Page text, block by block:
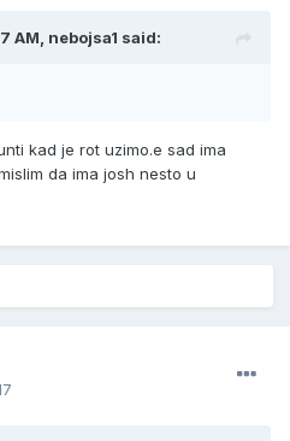
AM, nebojsa1 said:
kad je rot uzimo.e sad ima
da ima josh nesto u